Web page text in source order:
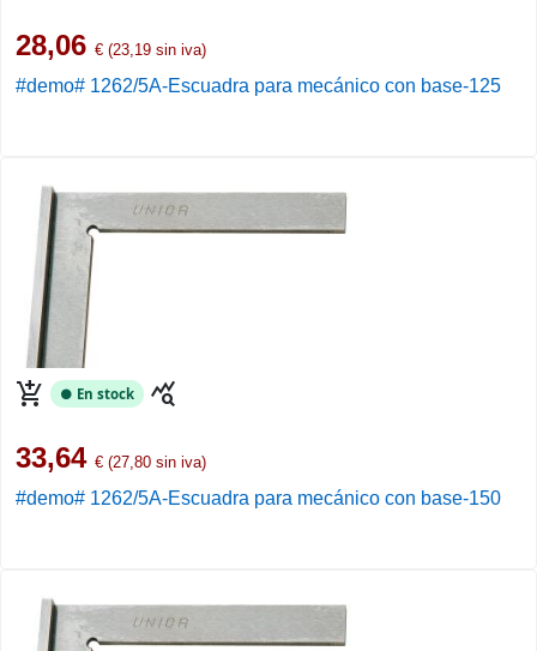
28,06 € (23,19 sin iva)
#demo# 1262/5A-Escuadra para mecánico con base-125
add_shopping_cart ● En stock query_stats
33,64 € (27,80 sin iva)
#demo# 1262/5A-Escuadra para mecánico con base-150